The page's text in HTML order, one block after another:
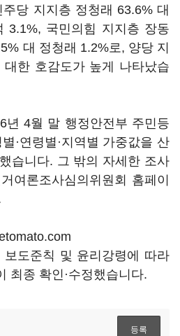
당 지지층 정청래 63.6% 대
3.1%, 국민의힘 지지층 장동
대 정청래 1.2%로, 양당 지
한 호감도가 높게 나타났습
년 4월 말 행정안전부 주민등
·연령별·지역별 가중값을 산
습니다. 그 밖의 자세한 조사
여론조사심의위원회 홈페이
도준칙 및 윤리강령에 따라
최종 확인·수정했습니다.